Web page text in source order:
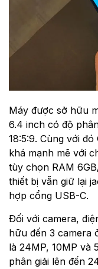
Máy được sở hữu
6.4 inch có độ
18:5:9. Cùng với
khá mạnh mẽ với
tùy chọn RAM
thiết bị vẫn giữ lại
hợp cổng USB-C.
Đối với camera,
hữu đến 3 camera
là 24MP, 10MP và
phân giải lên đến